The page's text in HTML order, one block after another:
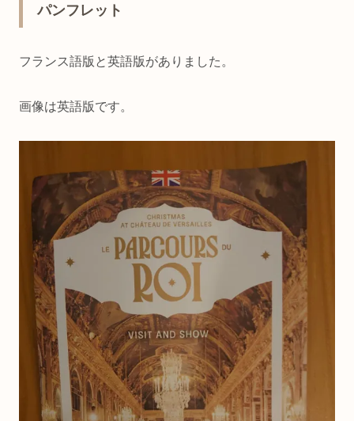
パンフレット
フランス語版と英語版がありました。
画像は英語版です。